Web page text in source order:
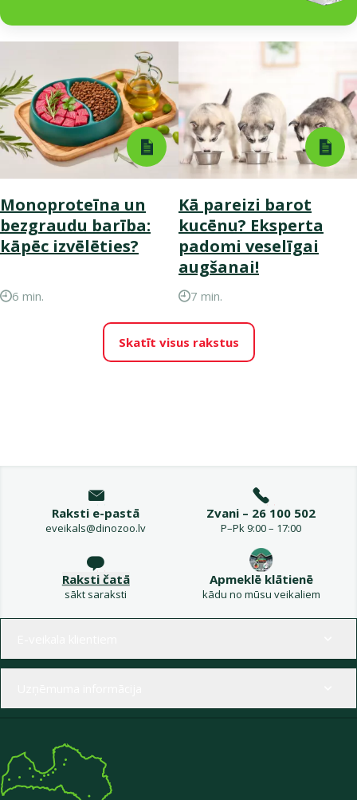
Monoproteīna un
bezgraudu barība:
kāpēc izvēlēties?
6 min.
Kā pareizi barot
kucēnu? Eksperta
padomi veselīgai
augšanai!
7 min.
Skatīt visus rakstus
Raksti e-pastā
eveikals@dinozoo.lv
Zvani – 26 100 502
P–Pk 9:00 – 17:00
Raksti čatā
sākt saraksti
Apmeklē klātienē
kādu no mūsu veikaliem